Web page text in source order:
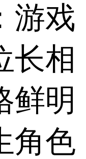
游戏
长相
鲜明
角色